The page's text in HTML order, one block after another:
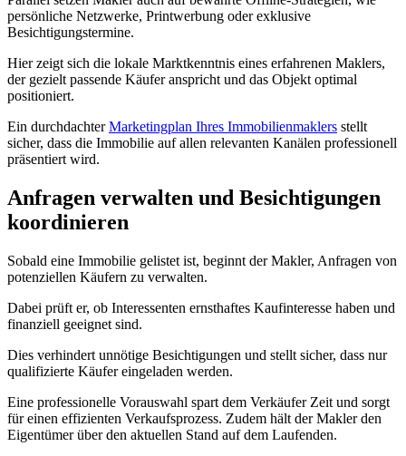
persönliche Netzwerke, Printwerbung oder exklusive
Besichtigungstermine.
Hier zeigt sich die lokale Marktkenntnis eines erfahrenen Maklers,
der gezielt passende Käufer anspricht und das Objekt optimal
positioniert.
Ein durchdachterMarketingplan Ihres Immobilienmaklers stellt
sicher, dass die Immobilie auf allen relevanten Kanälen professionell
präsentiert wird.
Anfragen verwalten und Besichtigungen
koordinieren
Sobald eine Immobilie gelistet ist, beginnt der Makler, Anfragen von
potenziellen Käufern zu verwalten.
Dabei prüft er, ob Interessenten ernsthaftes Kaufinteresse haben und
finanziell geeignet sind.
Dies verhindert unnötige Besichtigungen und stellt sicher, dass nur
qualifizierte Käufer eingeladen werden.
Eine professionelle Vorauswahl spart dem Verkäufer Zeit und sorgt
für einen effizienten Verkaufsprozess. Zudem hält der Makler den
Eigentümer über den aktuellen Stand auf dem Laufenden.